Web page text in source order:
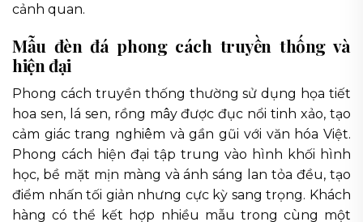
cảnh quan.
Mẫu đèn đá phong cách truyền thống và
hiện đại
Phong cách truyền thống thường sử dụng họa tiết
hoa sen, lá sen, rồng mây được đục nổi tinh xảo, tạo
cảm giác trang nghiêm và gần gũi với văn hóa Việt.
Phong cách hiện đại tập trung vào hình khối hình
học, bề mặt mịn màng và ánh sáng lan tỏa đều, tạo
điểm nhấn tối giản nhưng cực kỳ sang trọng. Khách
hàng có thể kết hợp nhiều mẫu trong cùng một